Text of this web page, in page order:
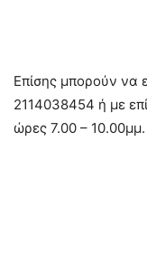
Επίσης μπορούν να
2114038454 ή με
ώρες 7.00 – 10.00μμ.